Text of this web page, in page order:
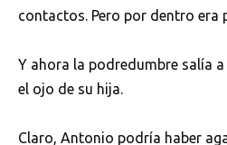
contactos. Pero por dentro era
Y ahora la podredumbre salía
el ojo de su hija.
Claro, Antonio podría haber